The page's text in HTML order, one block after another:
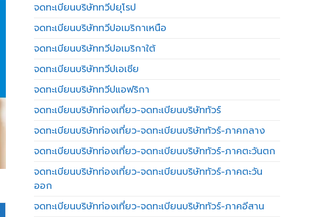
จดทะเบียนบริษัททวีปยุโรป
จดทะเบียนบริษัททวีปอเมริกาเหนือ
จดทะเบียนบริษัททวีปอเมริกาใต้
จดทะเบียนบริษัททวีปเอเชีย
จดทะเบียนบริษัททวีปแอฟริกา
จดทะเบียนบริษัทท่องเที่ยว-จดทะเบียนบริษัททัวร์
จดทะเบียนบริษัทท่องเที่ยว-จดทะเบียนบริษัททัวร์-ภาคกลาง
จดทะเบียนบริษัทท่องเที่ยว-จดทะเบียนบริษัททัวร์-ภาคตะวันตก
จดทะเบียนบริษัทท่องเที่ยว-จดทะเบียนบริษัททัวร์-ภาคตะวัน
ออก
จดทะเบียนบริษัทท่องเที่ยว-จดทะเบียนบริษัททัวร์-ภาคอีสาน